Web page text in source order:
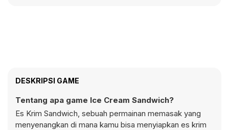
DESKRIPSI GAME
Tentang apa game Ice Cream Sandwich?
Es Krim Sandwich, sebuah permainan memasak yang
menyenangkan di mana kamu bisa menyiapkan es krim